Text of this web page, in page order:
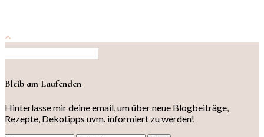
Bleib am Laufenden
Hinterlasse mir deine email, um über neue Blogbeiträge,
Rezepte, Dekotipps uvm. informiert zu werden!